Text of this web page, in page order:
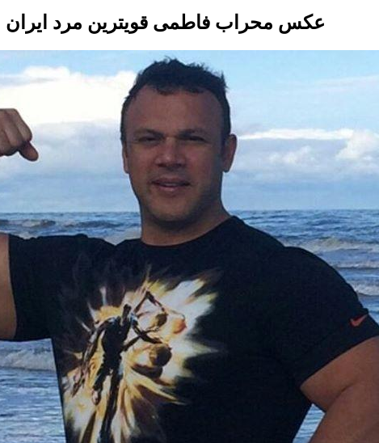
عکس محراب فاطمی قویترین مرد ایران